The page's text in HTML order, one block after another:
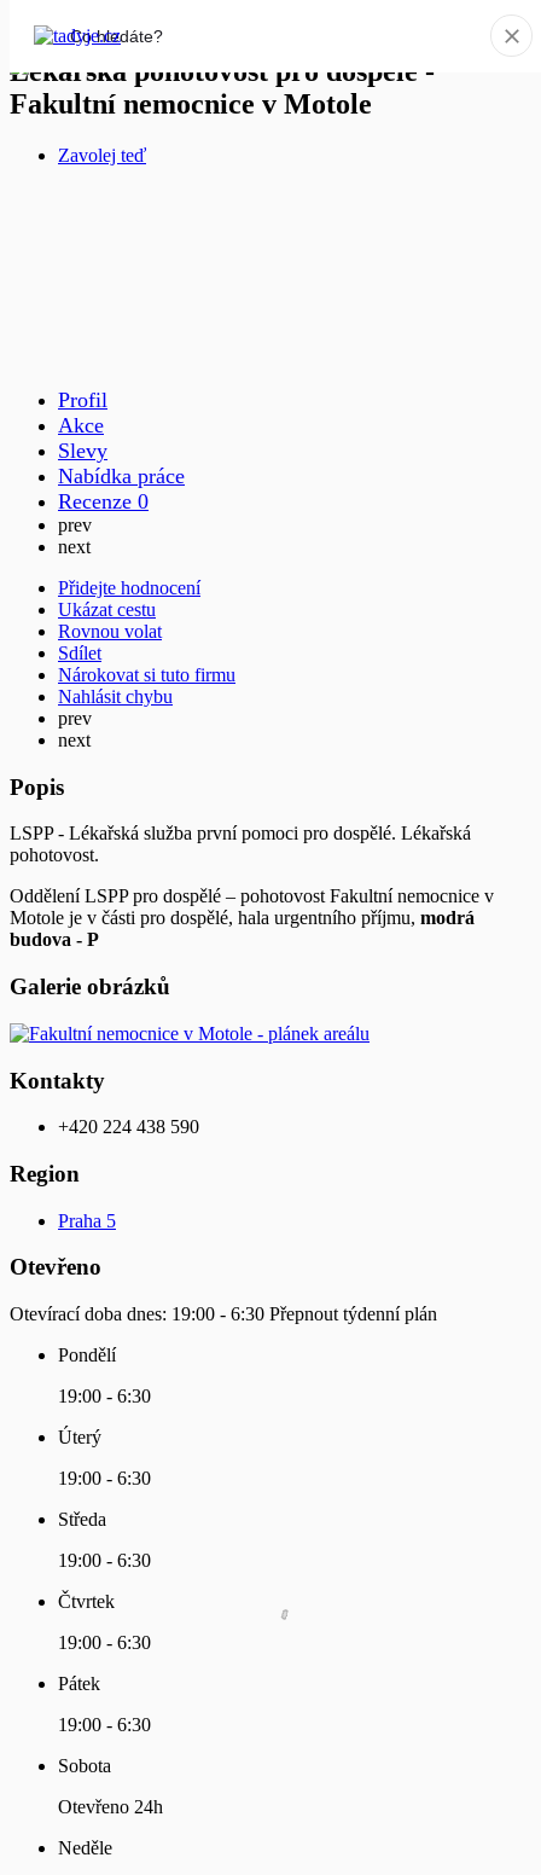
Lékařská pohotovost pro dospělé -
Fakultní nemocnice v Motole
Zavolej teď
Profil
Akce
Slevy
Nabídka práce
Recenze 0
prev
next
Přidejte hodnocení
Ukázat cestu
Rovnou volat
Sdílet
Nárokovat si tuto firmu
Nahlásit chybu
prev
next
Popis
LSPP - Lékařská služba první pomoci pro dospělé. Lékařská
pohotovost.
Oddělení LSPP pro dospělé – pohotovost Fakultní nemocnice v
Motole je v části pro dospělé, hala urgentního příjmu, modrá
budova - P
Galerie obrázků
Kontakty
+420 224 438 590
Region
Praha 5
Otevřeno
Otevírací doba dnes: 19:00 - 6:30 Přepnout týdenní plán
Pondělí
19:00 - 6:30
Úterý
19:00 - 6:30
Středa
19:00 - 6:30
Čtvrtek
19:00 - 6:30
Pátek
19:00 - 6:30
Sobota
Otevřeno 24h
Neděle